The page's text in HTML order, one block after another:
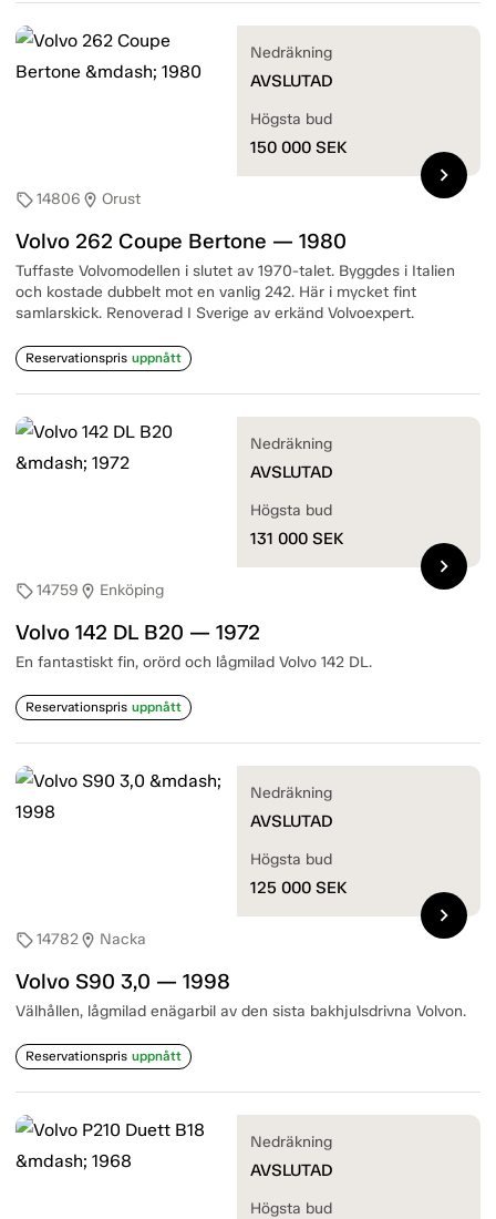
sell14806 location_on Orust
Volvo 262 Coupe Bertone — 1980
Tuffaste Volvomodellen i slutet av 1970-talet. Byggdes i Italien
och kostade dubbelt mot en vanlig 242. Här i mycket fint
samlarskick. Renoverad I Sverige av erkänd Volvoexpert.
Reservationspris uppnått
Nedräkning
AVSLUTAD
Högsta bud
150 000 SEK
chevron_right
sell14759 location_on Enköping
Volvo 142 DL B20 — 1972
En fantastiskt fin, orörd och lågmilad Volvo 142 DL.
Reservationspris uppnått
Nedräkning
AVSLUTAD
Högsta bud
131 000 SEK
chevron_right
sell14782location_on Nacka
Volvo S90 3,0 — 1998
Välhållen, lågmilad enägarbil av den sista bakhjulsdrivna Volvon.
Reservationspris uppnått
Nedräkning
AVSLUTAD
Högsta bud
125 000 SEK
chevron_right
Nedräkning
AVSLUTAD
Högsta bud